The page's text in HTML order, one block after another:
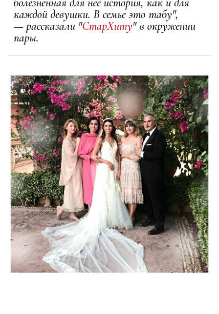
каждой девушки. В семье это табу",
— рассказали "СтарХиту" в окружении
пары.